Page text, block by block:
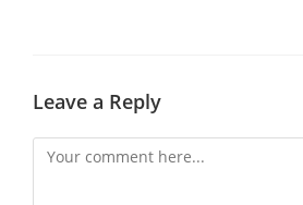
Leave a Reply
Comment